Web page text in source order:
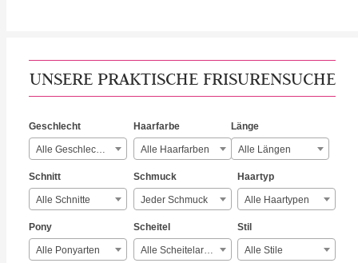
UNSERE PRAKTISCHE FRISURENSUCHE
Geschlecht
Alle Geschlechter
Haarfarbe
Alle Haarfarben
Länge
Alle Längen
Schnitt
Alle Schnitte
Schmuck
Jeder Schmuck
Haartyp
Alle Haartypen
Pony
Alle Ponyarten
Scheitel
Alle Scheitelarten
Stil
Alle Stile